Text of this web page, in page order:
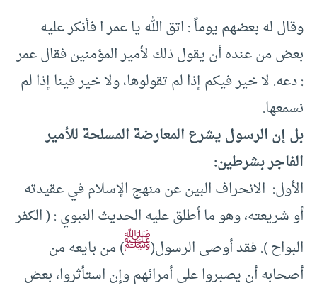
وقال له بعضهم يوماً : اتق الله يا عمر ا فأنكر عليه
بعض من عنده أن يقول ذلك لأمير المؤمنين فقال عمر
: دعه. لا خير فيكم إذا لم تقولوها، ولا خير فينا إذا لم
نسمعها.
بل إن الرسول يشرع المعارضة المسلحة للأمير
الفاجر بشرطين:
الأول: الانحراف البين عن منهج الإسلام في عقيدته
أو شريعته، وهو ما أطلق عليه الحديث النبوي : ( الكفر
البواح ). فقد أوصى الرسول(ﷺ) من بايعه من
أصحابه أن يصبروا على أمرائهم وإن استأثروا، بعض